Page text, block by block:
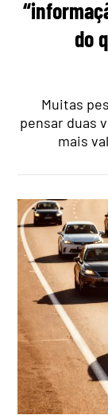
do
Muitas
pensar duas
mais